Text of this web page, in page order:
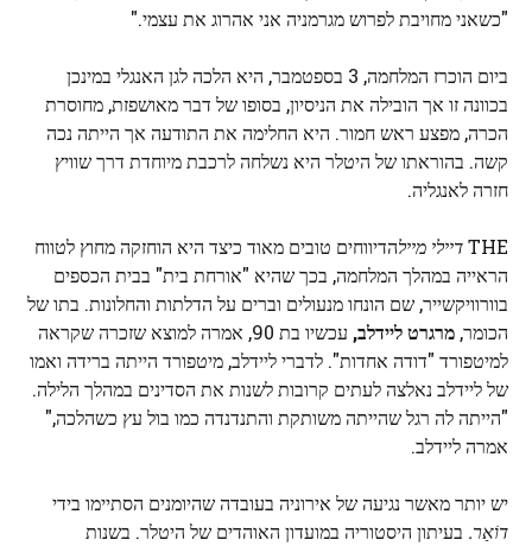
"כשאני מחויבת לפרוש מגרמניה אני אהרוג את עצמי."
ביום הוכרז המלחמה, 3 בספטמבר, היא הלכה לגן האנגלי במינכן
בכוונה זו אך הובילה את הניסיון, בסופו של דבר מאושפזת, מחוסרת
הכרה, מפצע ראש חמור. היא החלימה את התודעה אך הייתה נכה
קשה. בהוראתו של היטלר היא נשלחה לרכבת מיוחדת דרך שוויץ
חזרה לאנגליה.
THEדיילי מיילהדיווחים טובים מאוד כיצד היא הוחזקה מחוץ לטווח
הראייה במהלך המלחמה, בכך שהיא "אורחת בית" בבית הכספים
בוורוויקשייר, שם הונחו מנעולים וברים על הדלתות והחלונות. בתו של
הכומר, מרגרט ליידלב,
עכשיו בת 90, אמרה למוצא שזכרה שקראה
למיטפורד "דודה אחדות". לדברי ליידלב, מיטפורד הייתה ברידה ואמו
של ליידלב נאלצה לעתים קרובות לשנות את הסדינים במהלך הלילה.
"הייתה לה רגל שהייתה משותקת והתנדנדה כמו בול עץ כשהלכה,"
אמרה ליידלב.
יש יותר מאשר נגיעה של אירוניה בעובדה שהיומנים הסתיימו בידי
דוֹאַר. בעיתון היסטוריה במועדון האוהדים של היטלר. בשנות